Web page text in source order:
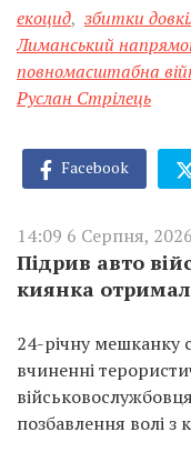
екоцид, збитки
Лиманський
повномасштабна
Руслан Стрілець
Facebook
14:09 6 Серпня, 2026
Підрив авто
киянка
24-річну мешканку
вчиненні
позбавлення волі з